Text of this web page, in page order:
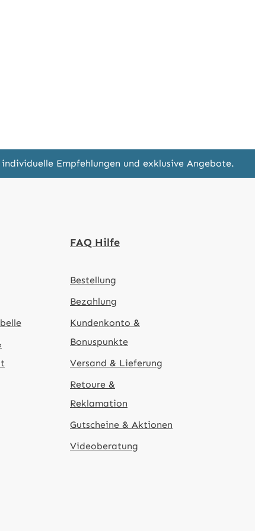
Empfehlungen und exklusive Angebote.
FAQ Hilfe
Bestellung
Bezahlung
Kundenkonto &
Bonuspunkte
Versand & Lieferung
Retoure &
Reklamation
Gutscheine & Aktionen
Videoberatung